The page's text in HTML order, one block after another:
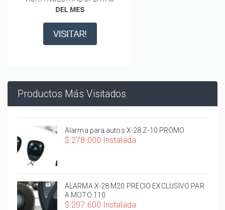
Productos Más Visitados
Alarma para autos X-28 Z-10 PROMO
$ 278.000 Instalada
ALARMA X-28 M20 PRECIO EXCLUSIVO PAR
A MOTO 110
$ 207.600 Instalada